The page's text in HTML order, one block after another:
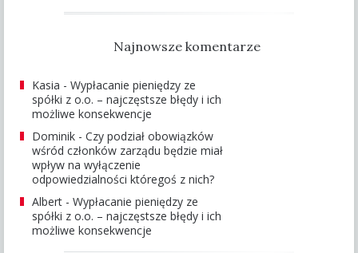
Najnowsze komentarze
Kasia - Wypłacanie pieniędzy ze
spółki z o.o. – najczęstsze błędy i ich
możliwe konsekwencje
Dominik - Czy podział obowiązków
wśród członków zarządu będzie miał
wpływ na wyłączenie
odpowiedzialności któregoś z nich?
Albert - Wypłacanie pieniędzy ze
spółki z o.o. – najczęstsze błędy i ich
możliwe konsekwencje